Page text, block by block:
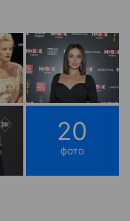
20
фото